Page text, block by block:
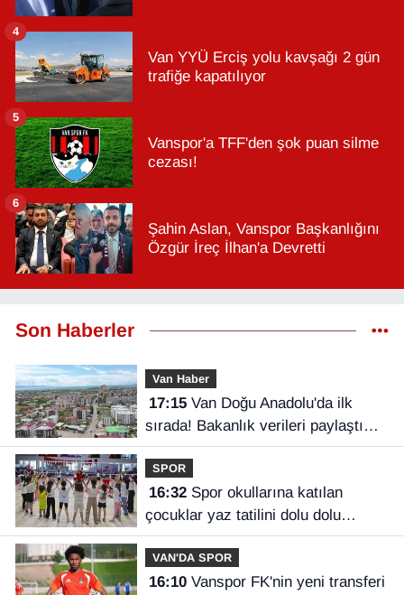
Van YYÜ Erciş yolu kavşağı 2 gün
trafiğe kapatılıyor
4
Vanspor'a TFF'den şok puan silme
cezası!
5
Şahin Aslan, Vanspor Başkanlığını
Özgür İreç İlhan'a Devretti
6
Son Haberler
Van Haber
17:15Van Doğu Anadolu'da ilk
sırada! Bakanlık verileri paylaştı…
SPOR
16:32Spor okullarına katılan
çocuklar yaz tatilini dolu dolu
geçiriyor
VAN'DA SPOR
16:10Vanspor FK'nin yeni transferi